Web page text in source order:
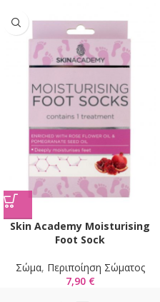
Skin Academy Moisturising
Foot Sock
Σώμα, Περιποίηση Σώματος
7,90 €